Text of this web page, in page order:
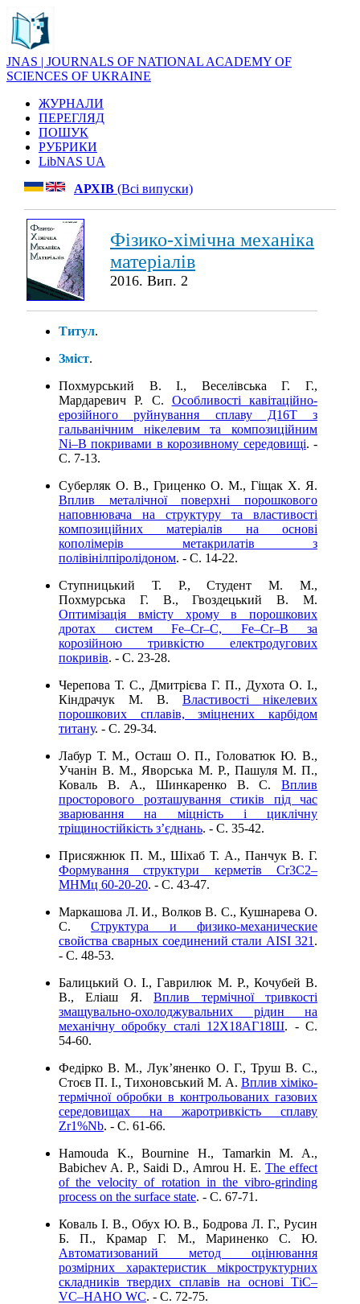
JNAS | JOURNALS OF NATIONAL ACADEMY OF
SCIENCES OF UKRAINE
ЖУРНАЛИ
ПЕРЕГЛЯД
ПОШУК
РУБРИКИ
LibNAS UA
АРХІВ (Всі випуски)
Фізико-хімічна механіка
матеріалів
2016. Вип. 2
Титул.
Зміст.
Похмурський В. І., Веселівська Г. Г.,
Мардаревич Р. С. Особливості кавітаційно-
ерозійного руйнування сплаву Д16Т з
гальванічним нікелевим та композиційним
Ni–B покривами в корозивному середовищі. -
C. 7-13.
Суберляк О. В., Гриценко О. М., Гіщак Х. Я.
Вплив металічної поверхні порошкового
наповнювача на структуру та властивості
композиційних матеріалів на основі
кополімерів метакрилатів з
полівінілпіролідоном. - C. 14-22.
Ступницький Т. Р., Студент М. М.,
Похмурська Г. В., Гвоздецький В. М.
Оптимізація вмісту хрому в порошкових
дротах систем Fe–Cr–C, Fe–Cr–B за
корозійною тривкістю електродугових
покривів. - C. 23-28.
Черепова Т. С., Дмитрієва Г. П., Духота О. І.,
Кіндрачук М. В. Властивості нікелевих
порошкових сплавів, зміцнених карбідом
титану. - C. 29-34.
Лабур Т. М., Осташ О. П., Головатюк Ю. В.,
Учанін В. М., Яворська М. Р., Пашуля М. П.,
Коваль В. А., Шинкаренко В. С. Вплив
просторового розташування стиків під час
зварювання на міцність і циклічну
тріщиностійкість з’єднань. - C. 35-42.
Присяжнюк П. М., Шіхаб Т. А., Панчук В. Г.
Формування структури керметів Cr3C2–
МНМц 60-20-20. - C. 43-47.
Маркашова Л. И., Волков В. С., Кушнарева О.
С.Структура и физико-механические
свойства сварных соединений стали AISI 321 .
- C. 48-53.
Балицький О. І., Гаврилюк М. Р., Кочубей В.
В., Еліаш Я.Вплив термічної тривкості
змащувально-охолоджувальних рідин на
механічну обробку сталі 12Х18АГ18Ш. - C.
54-60.
Федірко В. М., Лук’яненко О. Г., Труш В. С.,
Стоєв П. І., Тихоновський М. А. Вплив хіміко-
термічної обробки в контрольованих газових
середовищах на жаротривкість сплаву
Zr1%Nb. - C. 61-66.
Hamouda K., Bournine H., Tamarkin M. A.,
Babichev A. P., Saidi D., Amrou H. E. The effect
of the velocity of rotation in the vibro-grinding
process on the surface state. - C. 67-71.
Коваль І. В., Обух Ю. В., Бодрова Л. Г., Русин
Б. П., Крамар Г. М., Мариненко С. Ю.
Автоматизований метод оцінювання
розмірних характеристик мікроструктурних
складників твердих сплавів на основі ТіС–
VC–HAHO WC. - C. 72-75.